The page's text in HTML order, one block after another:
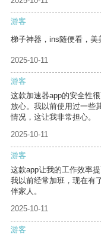
游客
梯子神器，ins随便看，美
2025-10-11
游客
这款加速器app的安全性
放心。我以前使用过一些
情况，这让我非常担心。
2025-10-11
游客
这款app让我的工作效率
我以前经常加班，现在有
伴家人。
2025-10-11
游客